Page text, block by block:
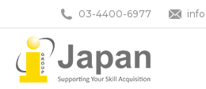
03-4400-6977